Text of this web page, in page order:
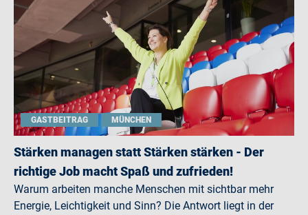
GASTBEITRAG MÜNCHEN
Stärken managen statt Stärken stärken - Der
richtige Job macht Spaß und zufrieden!
Warum arbeiten manche Menschen mit sichtbar mehr
Energie, Leichtigkeit und Sinn? Die Antwort liegt in der